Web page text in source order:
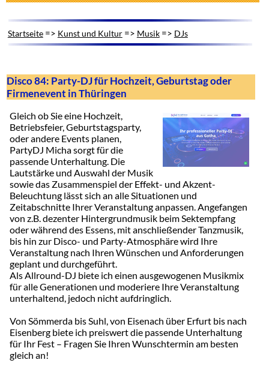
Startseite=> Kunst und Kultur=> Musik=> DJs
Disco 84: Party-DJ für Hochzeit, Geburtstag oder
Firmenevent in Thüringen
Gleich ob Sie eine Hochzeit,
Betriebsfeier, Geburtstagsparty,
oder andere Events planen,
PartyDJ Micha sorgt für die
passende Unterhaltung. Die
Lautstärke und Auswahl der Musik
sowie das Zusammenspiel der Effekt- und Akzent-
Beleuchtung lässt sich an alle Situationen und
Zeitabschnitte Ihrer Veranstaltung anpassen. Angefangen
von z.B. dezenter Hintergrundmusik beim Sektempfang
oder während des Essens, mit anschließender Tanzmusik,
bis hin zur Disco- und Party-Atmosphäre wird Ihre
Veranstaltung nach Ihren Wünschen und Anforderungen
geplant und durchgeführt.
Als Allround-DJ biete ich einen ausgewogenen Musikmix
für alle Generationen und moderiere Ihre Veranstaltung
unterhaltend, jedoch nicht aufdringlich.
Von Sömmerda bis Suhl, von Eisenach über Erfurt bis nach
Eisenberg biete ich preiswert die passende Unterhaltung
für Ihr Fest – Fragen Sie Ihren Wunschtermin am besten
gleich an!